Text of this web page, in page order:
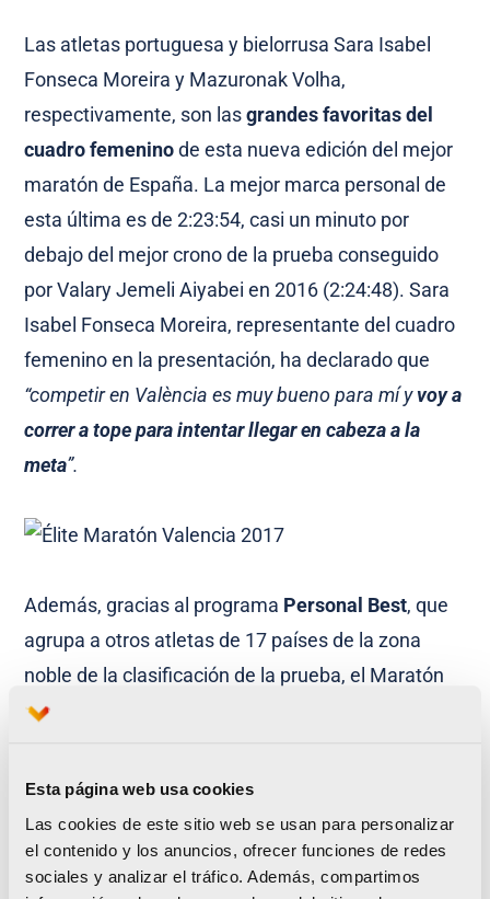
Esta página web usa cookies
Las cookies de este sitio web se usan para personalizar
el contenido y los anuncios, ofrecer funciones de redes
sociales y analizar el tráfico. Además, compartimos
Las atletas portuguesa y bielorrusa Sara Isabel
Fonseca Moreira y Mazuronak Volha,
respectivamente, son lasgrandes favoritas del
cuadro femeninode esta nueva edición del mejor
maratón de España. La mejor marca personal de
esta última es de 2:23:54, casi un minuto por
debajo del mejor crono de la prueba conseguido
por Valary Jemeli Aiyabei en 2016 (2:24:48). Sara
Isabel Fonseca Moreira, representante del cuadro
femenino en la presentación, ha declarado que
“competir en València es muy bueno para mí yvoy a
correr a tope para intentar llegar en cabeza a la
meta”.
Además, gracias al programa Personal Best, que
agrupa a otros atletas de 17 países de la zona
noble de la clasificación de la prueba, el Maratón
Valencia 2017 contará el próximo domingo 19 con
la barrera de 2:20:00 en hombres y de 2:45:00 en
mujeres.
El 10K también recibe a sus mejores